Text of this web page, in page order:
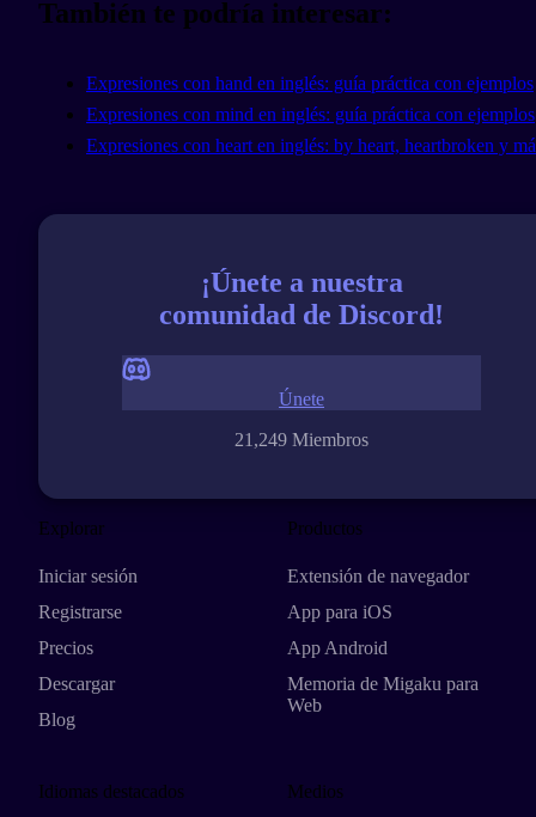
También te podría interesar:
Expresiones con hand en inglés: guía práctica con ejemplos
Expresiones con mind en inglés: guía práctica con ejemplos
Expresiones con heart en inglés: by heart, heartbroken y
¡Únete a nuestra
comunidad de Discord!
21,249 Miembros
Únete
Explorar
Iniciar sesión
Registrarse
Precios
Descargar
Blog
Productos
Extensión de navegador
App para iOS
App Android
Memoria de Migaku para
Web
Idiomas destacados Medios